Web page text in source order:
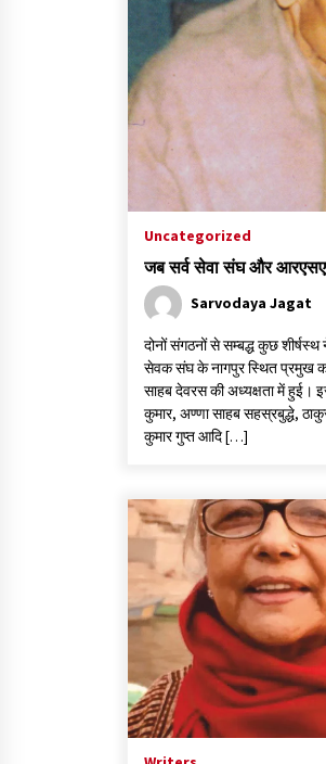
Uncategorized
जब सर्व सेवा संघ और
Sarvodaya Jagat
दोनों संगठनों से सम्बद्ध कुछ
सेवक संघ के नागपुर स्थित प्रमुख
साहब देवरस की अध्यक्षता में हुई।
कुमार, अण्णा साहब सहस्रबुद्धे,
कुमार गुप्त आदि […]